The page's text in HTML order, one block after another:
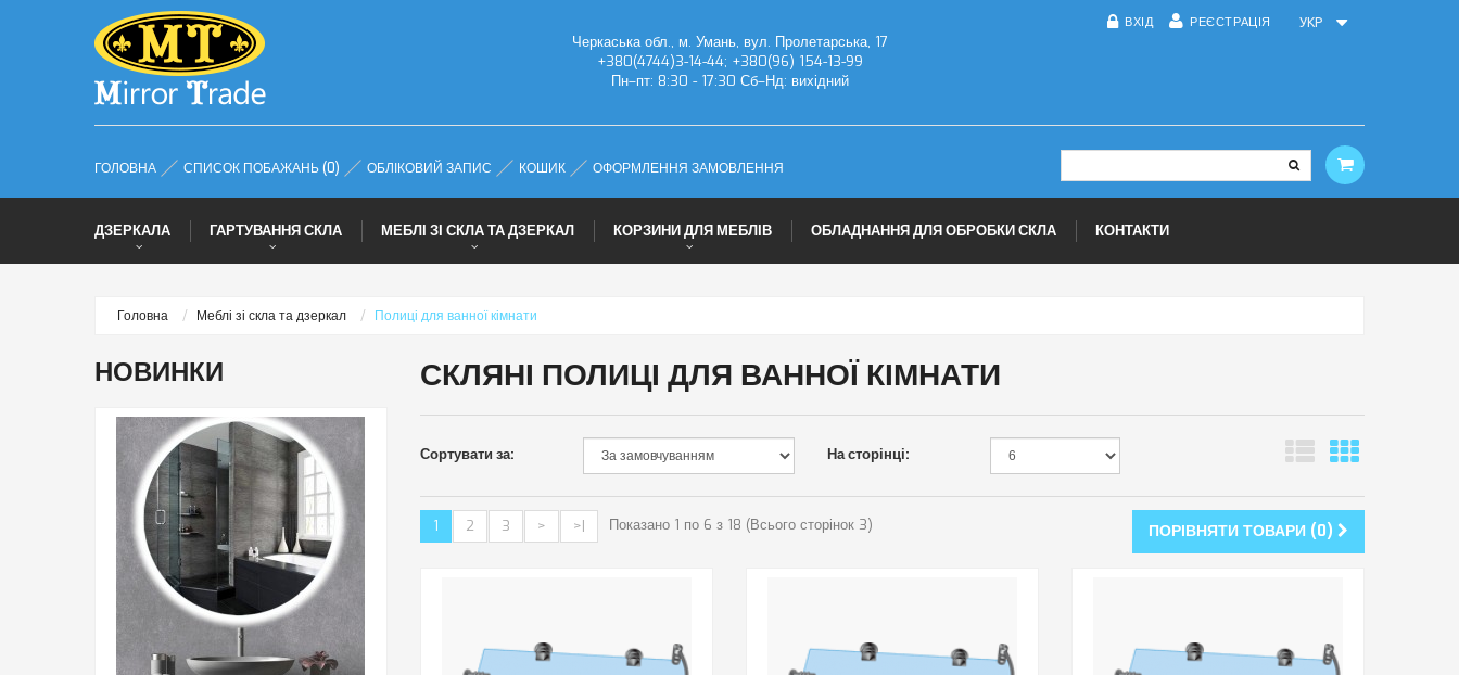
УКР
ВХІД РЕЄСТРАЦІЯ
Черкаська обл., м. Умань, вул. Пролетарська, 17
+380(4744)3-14-44; +380(96) 154-13-99
Пн–пт: 8:30 - 17:30 Сб–Нд: вихідний
ГОЛОВНА СПИСОК ПОБАЖАНЬ (0) ОБЛІКОВИЙ ЗАПИС КОШИК ОФОРМЛЕННЯ ЗАМОВЛЕННЯ
ДЗЕРКАЛА ГАРТУВАННЯ СКЛА МЕБЛІ ЗІ СКЛА ТА ДЗЕРКАЛ КОРЗИНИ ДЛЯ МЕБЛІВ ОБЛАДНАННЯ ДЛЯ ОБРОБКИ СКЛА КОНТАКТИ
Головна Меблі зі скла та дзеркал Полиці для ванної кімнати
НОВИНКИ СКЛЯНІ ПОЛИЦІ ДЛЯ ВАННОЇ КІМНАТИ
Сортувати за: На сторінці:
1 2 3 > >| Показано 1 по 6 з 18 (Всього сторінок 3) ПОРІВНЯТИ ТОВАРИ (0)